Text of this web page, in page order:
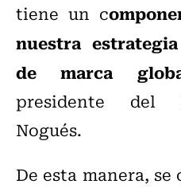
tiene un c
nuestra
de marca
presidente del
Nogués.
De esta manera,